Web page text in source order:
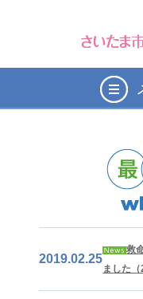
2019.02.25
救
ました（